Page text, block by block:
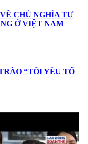
CHỦ NGHĨA TƯ
Ở VIỆT NAM
“TÔI YÊU TỔ